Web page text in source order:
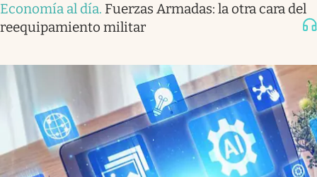
Economía al día. Fuerzas Armadas: la otra cara del
reequipamiento militar